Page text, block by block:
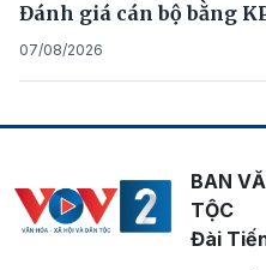
Đánh giá cán bộ bằng
07/08/2026
BAN
TỘC
Đài